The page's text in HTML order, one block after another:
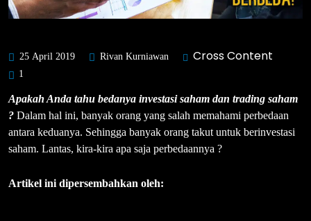
25 April 2019 Rivan Kurniawan Cross Content
1
Apakah Anda tahu bedanya investasi saham dan trading saham
? Dalam hal ini, banyak orang yang salah memahami perbedaan
antara keduanya. Sehingga banyak orang takut untuk berinvestasi
saham. Lantas, kira-kira apa saja perbedaannya ?
Artikel ini dipersembahkan oleh: